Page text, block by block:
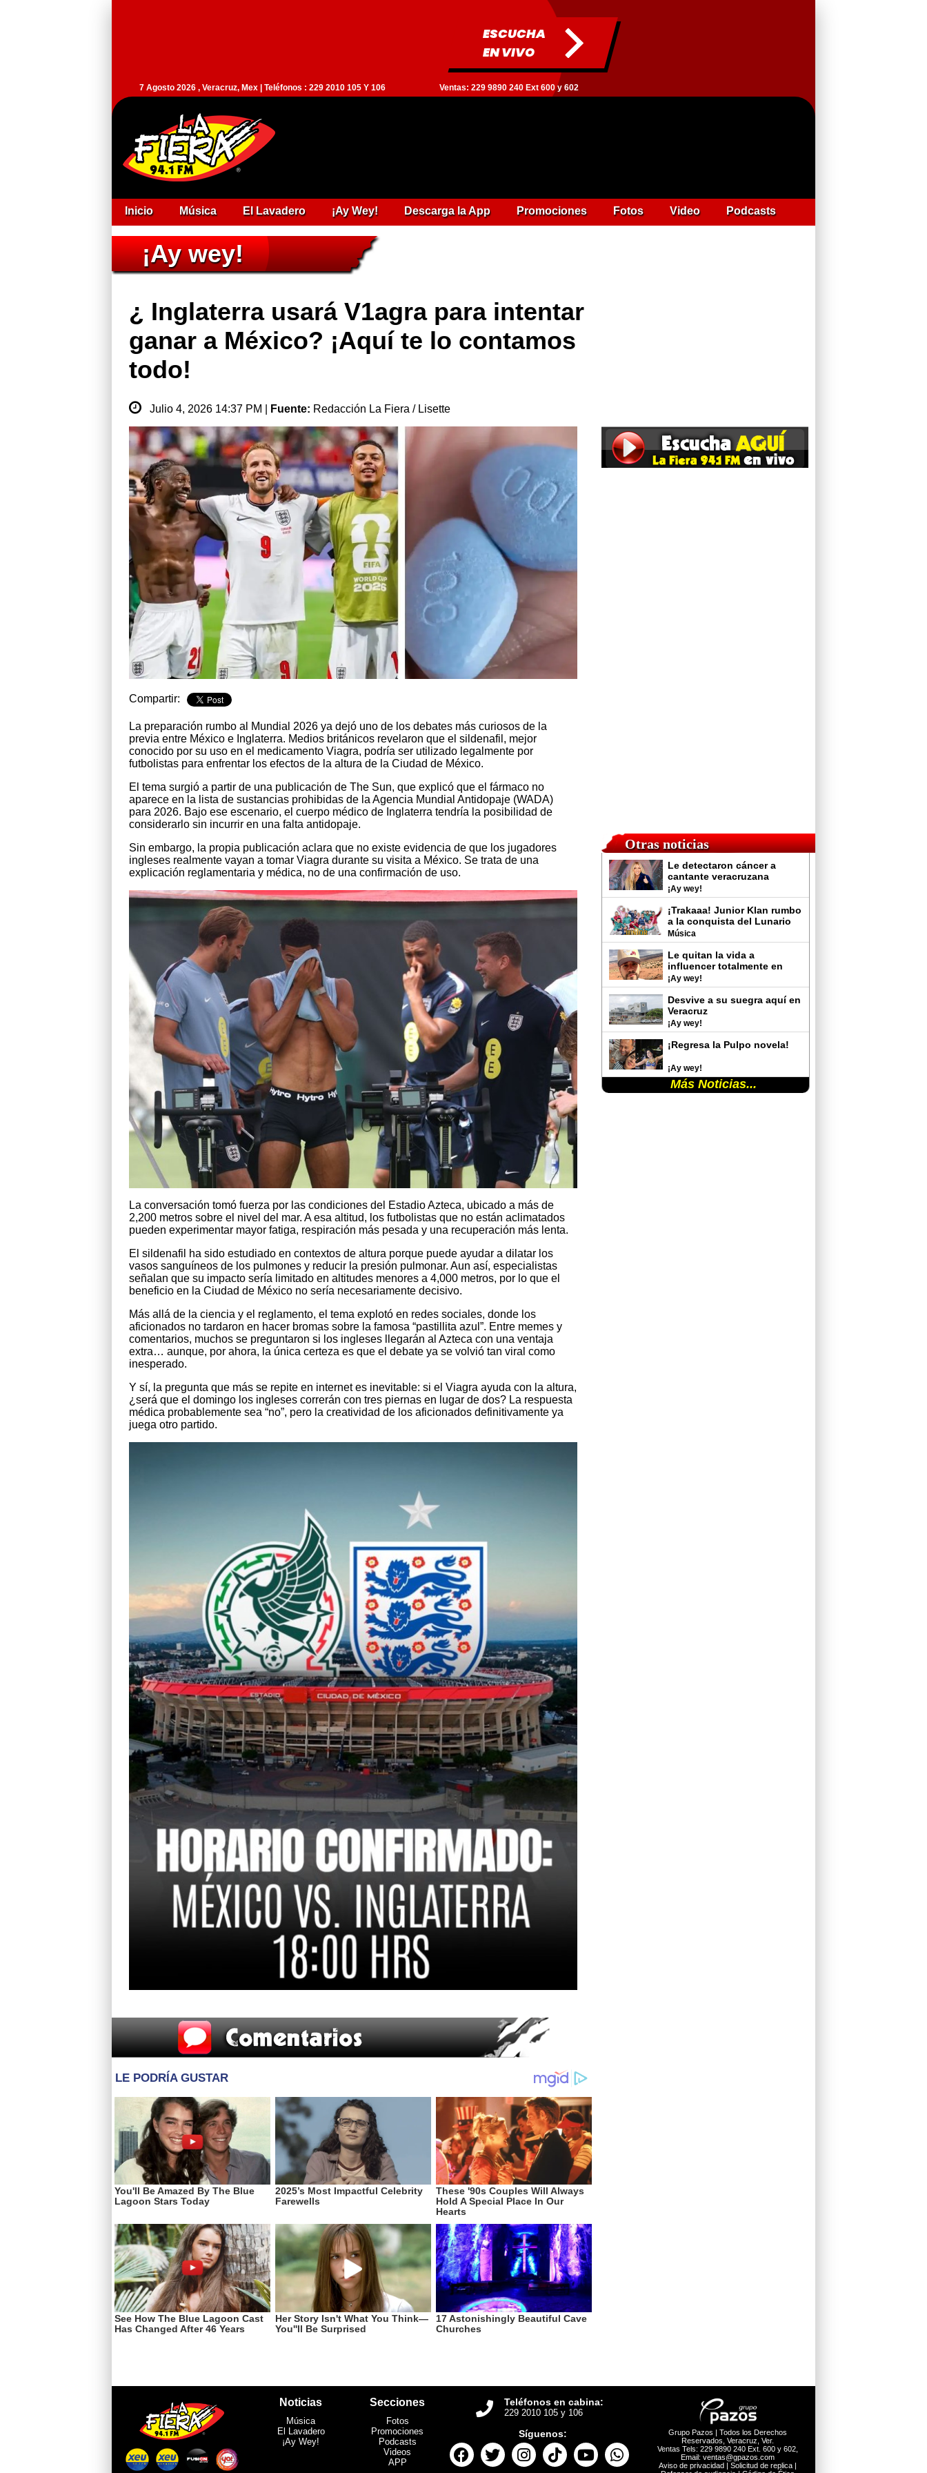
ESCUCHA
EN VIVO
7 Agosto 2026 , Veracruz, Mex | Teléfonos : 229 2010 105 Y 106 Ventas: 229 9890 240 Ext 600 y 602
Inicio Música El Lavadero ¡Ay Wey! Descarga la App Promociones Fotos Video Podcasts
Otras noticias
Le detectaron cáncer a
cantante veracruzana
¡Ay wey!
¡Trakaaa! Junior Klan rumbo
a la conquista del Lunario
del Auditorio Nacional
Música
Le quitan la vida a
influencer totalmente en
vivo
¡Ay wey!
Desvive a su suegra aquí en
Veracruz
¡Ay wey!
¡Regresa la Pulpo novela!
¡Ay wey!
Más Noticias...
¡Ay wey!
¿ Inglaterra usará V1agra para intentar
ganar a México? ¡Aquí te lo contamos
todo!
Julio 4, 2026 14:37 PM | Fuente: Redacción La Fiera / Lisette
Compartir:
La preparación rumbo al Mundial 2026 ya dejó uno de los debates más curiosos de la
previa entre México e Inglaterra. Medios británicos revelaron que el sildenafil, mejor
conocido por su uso en el medicamento Viagra, podría ser utilizado legalmente por
futbolistas para enfrentar los efectos de la altura de la Ciudad de México.
El tema surgió a partir de una publicación de The Sun, que explicó que el fármaco no
aparece en la lista de sustancias prohibidas de la Agencia Mundial Antidopaje (WADA)
para 2026. Bajo ese escenario, el cuerpo médico de Inglaterra tendría la posibilidad de
considerarlo sin incurrir en una falta antidopaje.
Sin embargo, la propia publicación aclara que no existe evidencia de que los jugadores
ingleses realmente vayan a tomar Viagra durante su visita a México. Se trata de una
explicación reglamentaria y médica, no de una confirmación de uso.
La conversación tomó fuerza por las condiciones del Estadio Azteca, ubicado a más de
2,200 metros sobre el nivel del mar. A esa altitud, los futbolistas que no están aclimatados
pueden experimentar mayor fatiga, respiración más pesada y una recuperación más lenta.
El sildenafil ha sido estudiado en contextos de altura porque puede ayudar a dilatar los
vasos sanguíneos de los pulmones y reducir la presión pulmonar. Aun así, especialistas
señalan que su impacto sería limitado en altitudes menores a 4,000 metros, por lo que el
beneficio en la Ciudad de México no sería necesariamente decisivo.
Más allá de la ciencia y el reglamento, el tema explotó en redes sociales, donde los
aficionados no tardaron en hacer bromas sobre la famosa “pastillita azul”. Entre memes y
comentarios, muchos se preguntaron si los ingleses llegarán al Azteca con una ventaja
extra… aunque, por ahora, la única certeza es que el debate ya se volvió tan viral como
inesperado.
Y sí, la pregunta que más se repite en internet es inevitable: si el Viagra ayuda con la altura,
¿será que el domingo los ingleses correrán con tres piernas en lugar de dos? La respuesta
médica probablemente sea “no”, pero la creatividad de los aficionados definitivamente ya
juega otro partido.
Noticias
Música
El Lavadero
¡Ay Wey!
Secciones
Fotos
Promociones
Podcasts
Videos
APP
Teléfonos en cabina:
229 2010 105 y 106
Síguenos:
Grupo Pazos | Todos los Derechos
Reservados, Veracruz, Ver.
Ventas Tels: 229 9890 240 Ext. 600 y 602,
Email: ventas@gpazos.com
Aviso de privacidad| Solicitud de replica|